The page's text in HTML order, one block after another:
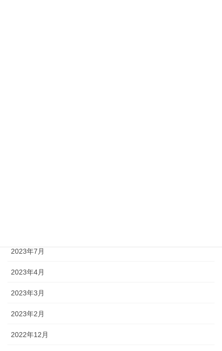
2023年7月
2023年4月
2023年3月
2023年2月
2022年12月